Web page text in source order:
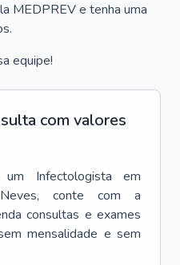
MEDPREV e tenha uma
equipe!
com valores
Infectologista
em
, conte com a
consultas e exames
mensalidade e sem